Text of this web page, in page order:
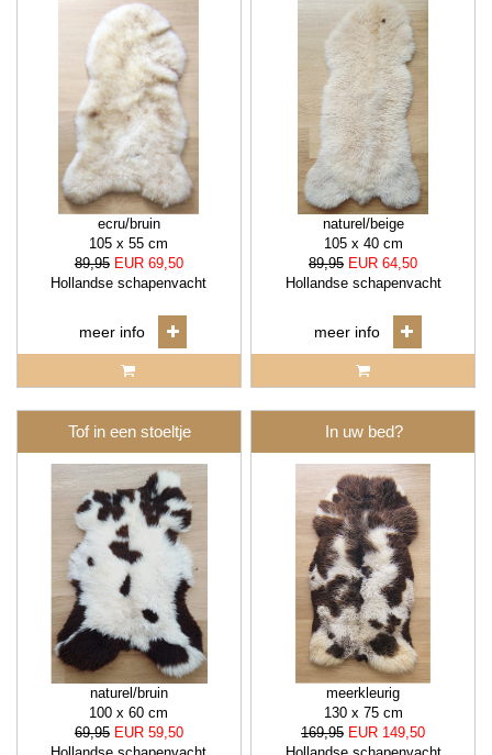
ecru/bruin
105 x 55 cm
89,95 EUR 69,50
Hollandse schapenvacht
meer info
naturel/beige
105 x 40 cm
89,95 EUR 64,50
Hollandse schapenvacht
meer info
Tof in een stoeltje
naturel/bruin
100 x 60 cm
69,95 EUR 59,50
In uw bed?
meerkleurig
130 x 75 cm
169,95 EUR 149,50